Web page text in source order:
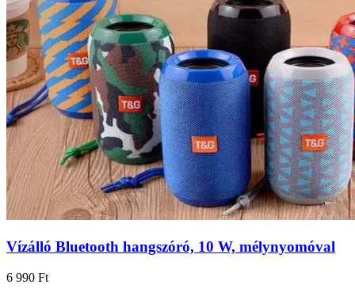
Vízálló Bluetooth hangszóró, 10 W, mélynyomóval
6 990 Ft